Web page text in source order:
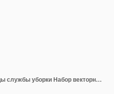
Шаблон целевой страницы службы уборки Набор векторных иллюстраций для уборки вручную